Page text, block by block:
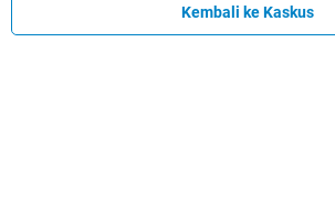
Kembali ke Kaskus